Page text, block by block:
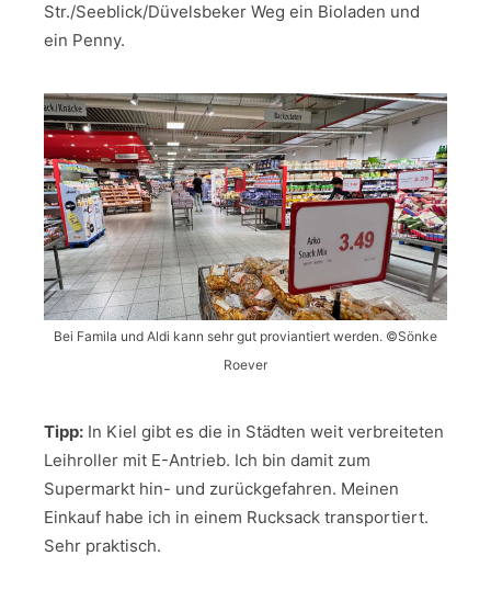
Str./Seeblick/Düvelsbeker Weg ein Bioladen und
ein Penny.
Bei Famila und Aldi kann sehr gut proviantiert werden. ©️Sönke
Roever
Tipp: In Kiel gibt es die in Städten weit verbreiteten
Leihroller mit E-Antrieb. Ich bin damit zum
Supermarkt hin- und zurückgefahren. Meinen
Einkauf habe ich in einem Rucksack transportiert.
Sehr praktisch.